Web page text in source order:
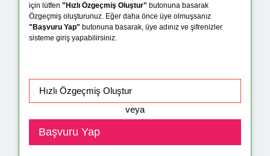
için lütfen "Hızlı Özgeçmiş Oluştur" butonuna basarak
Özgeçmiş oluşturunuz. Eğer daha önce üye olmuşsanız
"Başvuru Yap" butonuna basarak, üye adınız ve şifrenizler
sisteme giriş yapabilirsiniz.
veya